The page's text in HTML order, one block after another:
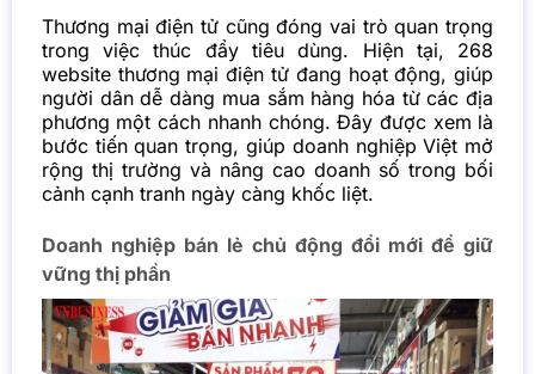
Thương mại điện tử cũng đóng vai trò quan trọng
trong việc thúc đẩy tiêu dùng. Hiện tại, 268
website thương mại điện tử đang hoạt động, giúp
người dân dễ dàng mua sắm hàng hóa từ các địa
phương một cách nhanh chóng. Đây được xem là
bước tiến quan trọng, giúp doanh nghiệp Việt mở
rộng thị trường và nâng cao doanh số trong bối
cảnh cạnh tranh ngày càng khốc liệt.
Doanh nghiệp bán lẻ chủ động đổi mới để giữ
vững thị phần